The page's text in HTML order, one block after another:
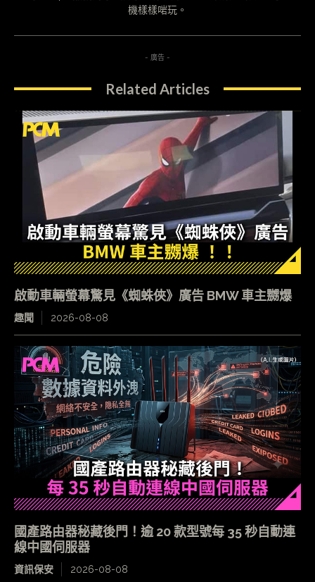
機樣樣啱玩。
- 廣告 -
Related Articles
啟動車輛螢幕驚見《蜘蛛俠》廣告 BMW 車主嬲爆
趣聞 2026-08-08
國產路由器秘藏後門！逾 20 款型號每 35 秒自動連
線中國伺服器
資訊保安 2026-08-08